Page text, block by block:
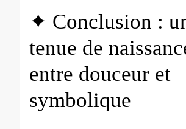
✦ Conclusion :
tenue de
entre douceur et
symbolique